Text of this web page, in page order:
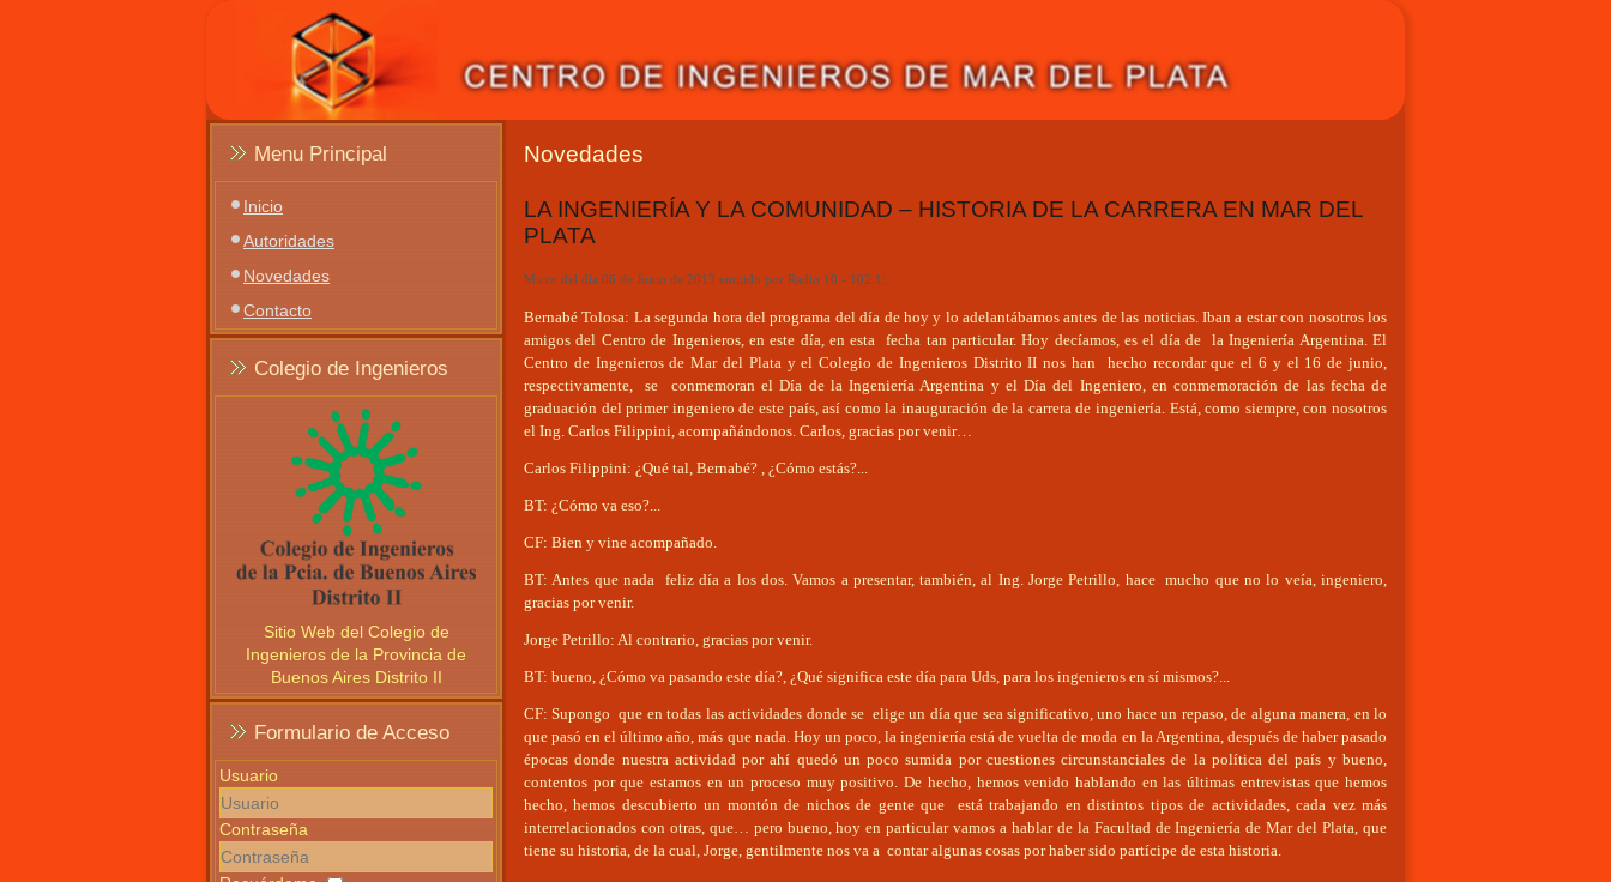
Menu Principal
Inicio
Autoridades
Novedades
Contacto
Colegio de Ingenieros
Sitio Web del Colegio de
Ingenieros de la Provincia de
Buenos Aires Distrito II
Formulario de Acceso
Usuario
Contraseña
Novedades
LA INGENIERÍA Y LA COMUNIDAD – HISTORIA DE LA CARRERA EN MAR DEL
PLATA
Micro del día 06 de Junio de 2013 emitido por Radio 10 - 102.1:
Bernabé Tolosa: La segunda hora del programa del día de hoy y lo adelantábamos antes de las noticias. Iban a estar con nosotros los
amigos del Centro de Ingenieros, en este día, en esta fecha tan particular. Hoy decíamos, es el día de la Ingeniería Argentina. El
Centro de Ingenieros de Mar del Plata y el Colegio de Ingenieros Distrito II nos han hecho recordar que el 6 y el 16 de junio,
respectivamente, se conmemoran el Día de la Ingeniería Argentina y el Día del Ingeniero, en conmemoración de las fecha de
graduación del primer ingeniero de este país, así como la inauguración de la carrera de ingeniería. Está, como siempre, con nosotros
el Ing. Carlos Filippini, acompañándonos. Carlos, gracias por venir…
Carlos Filippini: ¿Qué tal, Bernabé? , ¿Cómo estás?...
BT: ¿Cómo va eso?...
CF: Bien y vine acompañado.
BT: Antes que nada feliz día a los dos. Vamos a presentar, también, al Ing. Jorge Petrillo, hace mucho que no lo veía, ingeniero,
gracias por venir.
Jorge Petrillo: Al contrario, gracias por venir.
BT: bueno, ¿Cómo va pasando este día?, ¿Qué significa este día para Uds, para los ingenieros en sí mismos?...
CF: Supongo que en todas las actividades donde se elige un día que sea significativo, uno hace un repaso, de alguna manera, en lo
que pasó en el último año, más que nada. Hoy un poco, la ingeniería está de vuelta de moda en la Argentina, después de haber pasado
épocas donde nuestra actividad por ahí quedó un poco sumida por cuestiones circunstanciales de la política del país y bueno,
contentos por que estamos en un proceso muy positivo. De hecho, hemos venido hablando en las últimas entrevistas que hemos
hecho, hemos descubierto un montón de nichos de gente que está trabajando en distintos tipos de actividades, cada vez más
interrelacionados con otras, que… pero bueno, hoy en particular vamos a hablar de la Facultad de Ingeniería de Mar del Plata, que
tiene su historia, de la cual, Jorge, gentilmente nos va a contar algunas cosas por haber sido partícipe de esta historia.